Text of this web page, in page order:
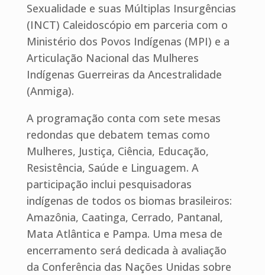
Sexualidade e suas Múltiplas Insurgências
(INCT) Caleidoscópio em parceria com o
Ministério dos Povos Indígenas (MPI) e a
Articulação Nacional das Mulheres
Indígenas Guerreiras da Ancestralidade
(Anmiga).
A programação conta com sete mesas
redondas que debatem temas como
Mulheres, Justiça, Ciência, Educação,
Resistência, Saúde e Linguagem. A
participação inclui pesquisadoras
indígenas de todos os biomas brasileiros:
Amazônia, Caatinga, Cerrado, Pantanal,
Mata Atlântica e Pampa. Uma mesa de
encerramento será dedicada à avaliação
da Conferência das Nações Unidas sobre